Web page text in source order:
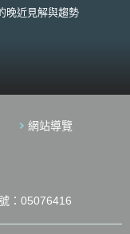
情境下進行載運，而有
特性，因此自駕巴士因
隔離設施、實際管制措
之方式／措施，故行駛
士，即便因應自駕技術
駕巴士先行等），其仍
混用型自
言之，其行駛環境部分
載具共同行駛於道路
晚近見解與趨勢
網站導覽
：05076416